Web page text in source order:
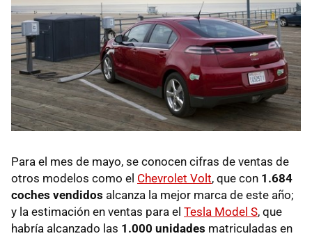
Para el mes de mayo, se conocen cifras de ventas de
otros modelos como el Chevrolet Volt, que con 1.684
coches vendidos alcanza la mejor marca de este año;
y la estimación en ventas para el Tesla Model S, que
habría alcanzado las 1.000 unidades matriculadas en